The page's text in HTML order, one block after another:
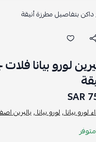
داكن بتفاصيل مطرزة أنيقة
لورو بيانا
لورو بيانا ,لورو بيانا ,باليرين
متوفر